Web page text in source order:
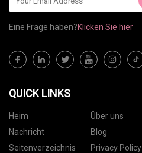
Eine Frage haben?Klicken Sie hier
QUICK LINKS
Heim Über uns
Nachricht
Blog
Seitenverzeichnis
Privacy Policy